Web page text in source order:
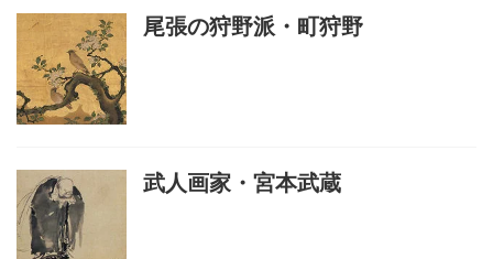
尾張の狩野派・町狩野
武人画家・宮本武蔵